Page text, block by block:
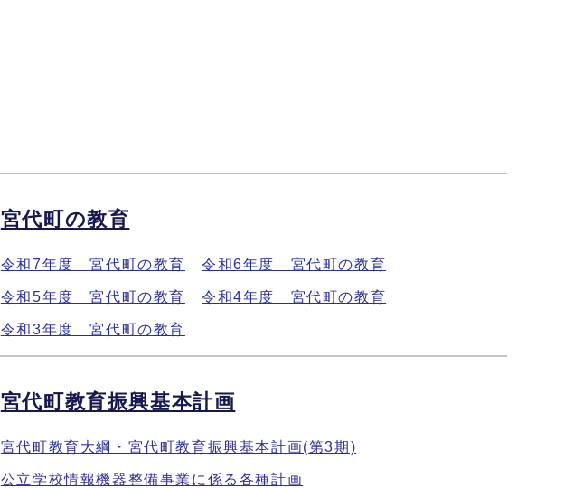
宮代町の教育
令和7年度 宮代町の教育 令和6年度 宮代町の教育
令和5年度 宮代町の教育 令和4年度 宮代町の教育
令和3年度 宮代町の教育
宮代町教育振興基本計画
宮代町教育大綱・宮代町教育振興基本計画(第3期)
公立学校情報機器整備事業に係る各種計画